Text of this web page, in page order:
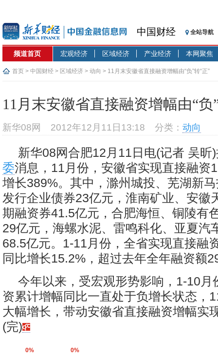
中国财经 全站导航
频道首页 宏观经济 区域经济 产业经济 本网聚焦
首页 > 中国财经 > 区域经济 > 动向 > 11月末安徽省直接融资增幅由“负”转“正”
11月末安徽省直接融资增幅由“负
新华08网 2012年12月11日13:18 分类： 动向
新华08网合肥12月11日电(记者 吴昕
委消息，11月份，安徽省实现直接融资
增长389%。其中，滁州城投、芜湖新
发行企业债券23亿元，淮南矿业、安徽
期融资券41.5亿元，合肥海恒、铜陵有
29亿元，海螺水泥、雷鸣科化、亚夏汽
68.5亿元。1-11月份，全省实现直接融
同比增长15.2%，超过去年全年融资额
今年以来，受宏观形势影响，1-10月
资累计增幅同比一直处于负增长状态，
大幅增长，带动安徽省直接融资增幅实现
(完)
0% 0%